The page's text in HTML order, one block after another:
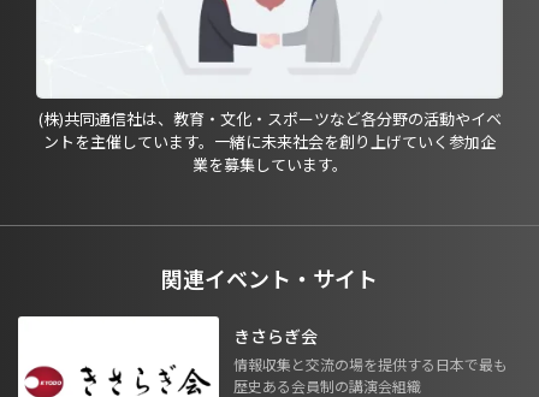
(株)共同通信社は、教育・文化・スポーツなど各分野の活動やイベ
ントを主催しています。一緒に未来社会を創り上げていく参加企
業を募集しています。
関連イベント・サイト
きさらぎ会
情報収集と交流の場を提供する日本で最も
歴史ある会員制の講演会組織